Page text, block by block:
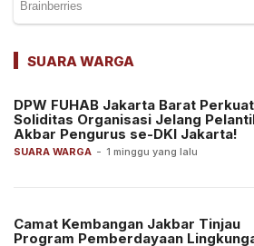
SUARA WARGA
SUARA WARGA - 1 minggu yang lalu
DPW FUHAB Jakarta Barat Perkuat
Soliditas Organisasi Jelang
Akbar Pengurus se-DKI Jakarta!
Camat Kembangan Jakbar Tinjau
Program Pemberdayaan